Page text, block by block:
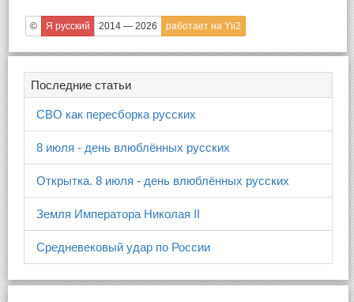
© Я русский 2014 — 2026 работает на Yii2
Последние статьи
СВО как пересборка русских
8 июля - день влюблённых русских
Открытка. 8 июля - день влюблённых русских
Земля Императора Николая II
Средневековый удар по России